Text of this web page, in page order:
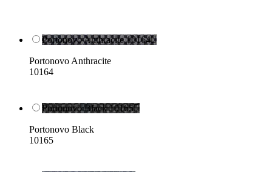
Portonovo Anthracite 10164
Portonovo Anthracite
10164
Portonovo Black 10165
Portonovo Black
10165